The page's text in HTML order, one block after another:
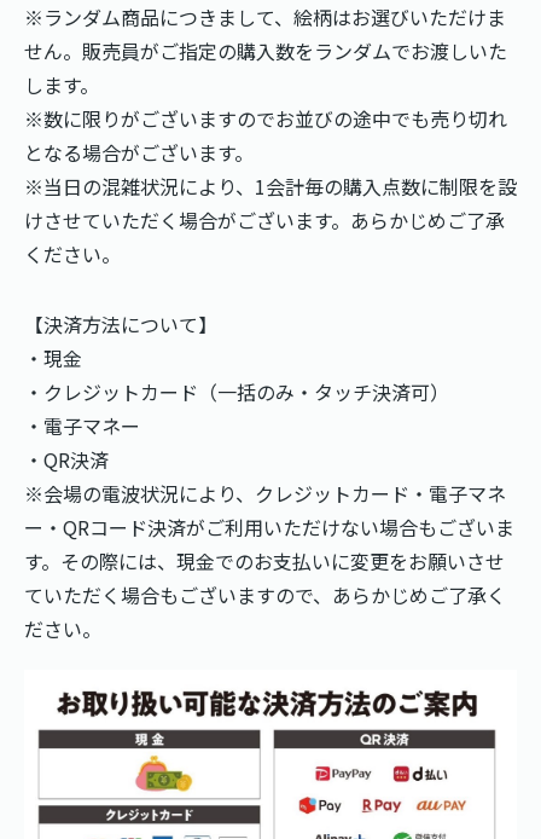
※ランダム商品につきまして、絵柄はお選びいただけま
せん。販売員がご指定の購入数をランダムでお渡しいた
します。
※数に限りがございますのでお並びの途中でも売り切れ
となる場合がございます。
※当日の混雑状況により、1会計毎の購入点数に制限を設
けさせていただく場合がございます。あらかじめご了承
ください。
【決済方法について】
・現金
・クレジットカード（一括のみ・タッチ決済可）
・電子マネー
・QR決済
※会場の電波状況により、クレジットカード・電子マネ
ー・QRコード決済がご利用いただけない場合もございま
す。その際には、現金でのお支払いに変更をお願いさせ
ていただく場合もございますので、あらかじめご了承く
ださい。